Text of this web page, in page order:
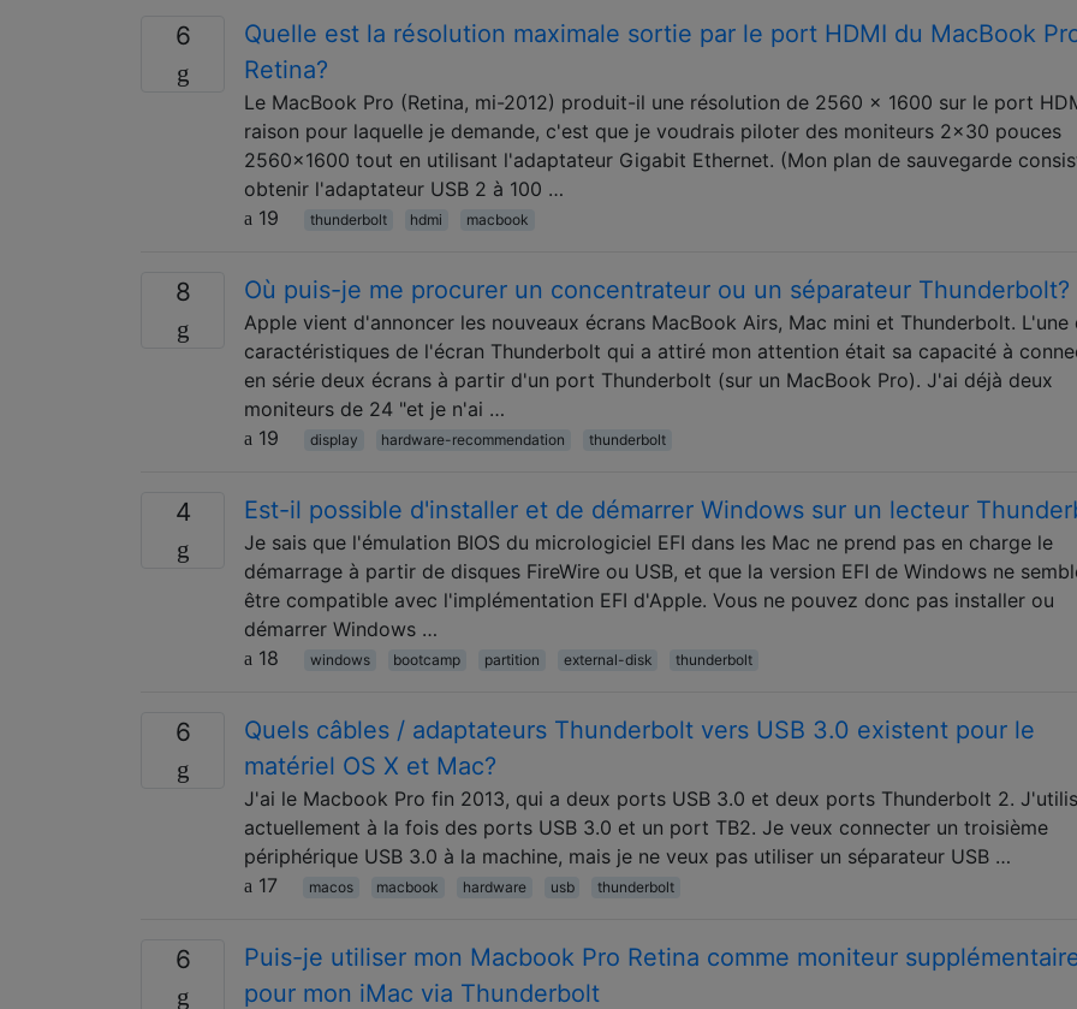
6
Quelle est la résolution maximale sortie par le port HDMI du MacBook
Retina?
Le MacBook Pro (Retina, mi-2012) produit-il une résolution de 2560 x 1600 sur le port
raison pour laquelle je demande, c'est que je voudrais piloter des moniteurs 2x30 pouces
2560x1600 tout en utilisant l'adaptateur Gigabit Ethernet. (Mon plan de sauvegarde
obtenir l'adaptateur USB 2 à 100 …
19
thunderbolt hdmi macbook
8 Où puis-je me procurer un concentrateur ou un séparateur Thunderbolt?
Apple vient d'annoncer les nouveaux écrans MacBook Airs, Mac mini et Thunderbolt. L'une
caractéristiques de l'écran Thunderbolt qui a attiré mon attention était sa capacité à
en série deux écrans à partir d'un port Thunderbolt (sur un MacBook Pro). J'ai déjà deux
moniteurs de 24 "et je n'ai …
19
display hardware-recommendation thunderbolt
4 Est-il possible d'installer et de démarrer Windows sur un lecteur
Je sais que l'émulation BIOS du micrologiciel EFI dans les Mac ne prend pas en charge le
démarrage à partir de disques FireWire ou USB, et que la version EFI de Windows ne
être compatible avec l'implémentation EFI d'Apple. Vous ne pouvez donc pas installer ou
démarrer Windows …
18
windows bootcamp partition external-disk thunderbolt
6
Quels câbles / adaptateurs Thunderbolt vers USB 3.0 existent pour le
matériel OS X et Mac?
J'ai le Macbook Pro fin 2013, qui a deux ports USB 3.0 et deux ports Thunderbolt 2.
actuellement à la fois des ports USB 3.0 et un port TB2. Je veux connecter un troisième
périphérique USB 3.0 à la machine, mais je ne veux pas utiliser un séparateur USB …
17
macos macbook hardware usb thunderbolt
6
Puis-je utiliser mon Macbook Pro Retina comme moniteur
pour mon iMac via Thunderbolt